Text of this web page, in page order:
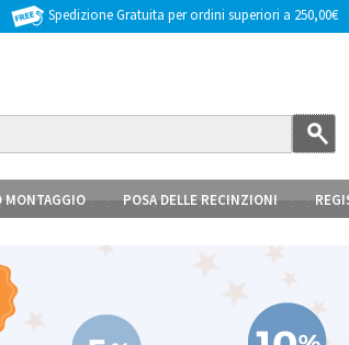
Spedizione Gratuita per ordini superiori a 250,00€
MONTAGGIO POSA DELLE RECINZIONI